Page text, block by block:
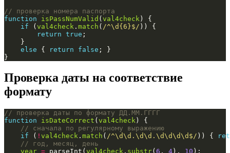
function
isPassNumValid (val4check
if (val4check . match ( /^\d{6}$/
return true
else { return false
}
Проверка даты на соответствие
формату
function
isDateCorrect ( val4check
if ( ! val4check . match ( /^\d\d.\d\d.\d\d\d\d$/ )) {
year = parseInt( val4check . substr( 6 , 4 ), 10